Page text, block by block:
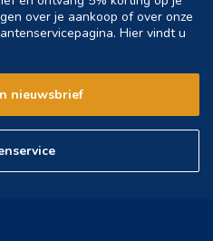
over je aankoop of over onze
Hier vindt u
nieuwsbrief